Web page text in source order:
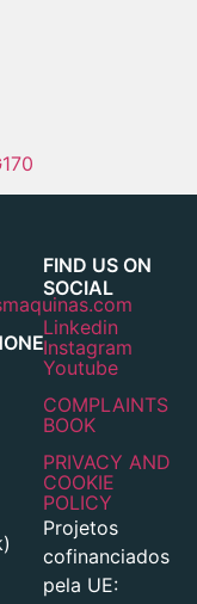
170
FIND US ON
SOCIAL
Linkedin
Instagram
Youtube
COMPLAINTS
BOOK
PRIVACY AND
COOKIE
POLICY
Projetos
cofinanciados
pela UE: